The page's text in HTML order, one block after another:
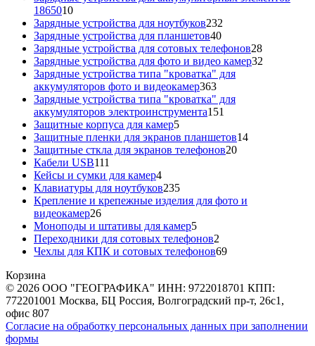
186501010
товаров
Зарядные устройства для ноутбуков232
Зарядные устройства для планшетов4040
товаров
Зарядные устройства для сотовых телефонов2828
товаров
Зарядные устройства для фото и видео камер32
Зарядные устройства типа "кроватка" для
аккумуляторов фото и видеокамер363363
товара
Зарядные устройства типа "кроватка" для
аккумуляторов электроинструмента151
Защитные корпуса для камер55
товаров
Защитные пленки для экранов планшетов1414
Защитные сткла для экранов телефонов2020
Кабели USB111
товаров
Кейсы и сумки для камер44
товара
Клавиатуры для ноутбуков235235
товаров
Крепление и крепежные изделия для фото и
видеокамер2626
товаров
Моноподы и штативы для камер55
товаров
Переходники для сотовых телефонов2
товара
Чехлы для КПК и сотовых телефонов6969
Корзина
© 2026 ООО "ГЕОГРАФИКА" ИНН: 9722018701 КПП:
772201001 Москва, БЦ Россия, Волгоградский пр-т, 26с1,
офис 807
Согласие на обработку персональных данных при заполнении
формы